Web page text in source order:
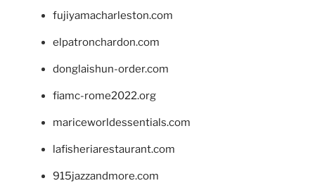
fujiyamacharleston.com
elpatronchardon.com
donglaishun-order.com
fiamc-rome2022.org
mariceworldessentials.com
lafisheriarestaurant.com
915jazzandmore.com